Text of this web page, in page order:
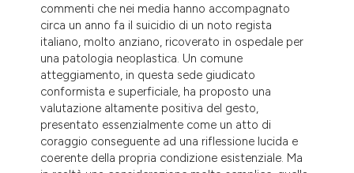
in which section the
was made.
commenti che nei media hanno accompagnato
circa un anno fa il suicidio di un noto regista
italiano, molto anziano, ricoverato in ospedale per
una patologia neoplastica. Un comune
atteggiamento, in questa sede giudicato
conformista e superficiale, ha proposto una
valutazione altamente positiva del gesto,
presentato essenzialmente come un atto di
coraggio conseguente ad una riflessione lucida e
coerente della propria condizione esistenziale. Ma